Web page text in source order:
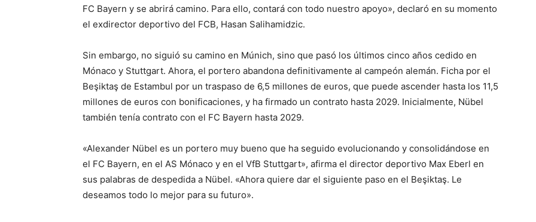
FC Bayern y se abrirá camino. Para ello, contará con todo nuestro apoyo», declaró en su momento
el exdirector deportivo del FCB, Hasan Salihamidzic.
Sin embargo, no siguió su camino en Múnich, sino que pasó los últimos cinco años cedido en
Mónaco y Stuttgart. Ahora, el portero abandona definitivamente al campeón alemán. Ficha por el
Beşiktaş de Estambul por un traspaso de 6,5 millones de euros, que puede ascender hasta los 11,5
millones de euros con bonificaciones, y ha firmado un contrato hasta 2029. Inicialmente, Nübel
también tenía contrato con el FC Bayern hasta 2029.
«Alexander Nübel es un portero muy bueno que ha seguido evolucionando y consolidándose en
el FC Bayern, en el AS Mónaco y en el VfB Stuttgart», afirma el director deportivo Max Eberl en
sus palabras de despedida a Nübel. «Ahora quiere dar el siguiente paso en el Beşiktaş. Le
deseamos todo lo mejor para su futuro».